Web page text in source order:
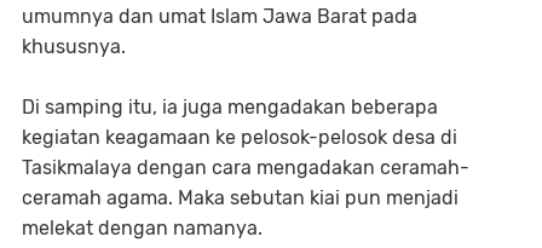
umumnya dan umat Islam Jawa Barat pada
khususnya.
Di samping itu, ia juga mengadakan beberapa
kegiatan keagamaan ke pelosok-pelosok desa di
Tasikmalaya dengan cara mengadakan ceramah-
ceramah agama. Maka sebutan kiai pun menjadi
melekat dengan namanya.